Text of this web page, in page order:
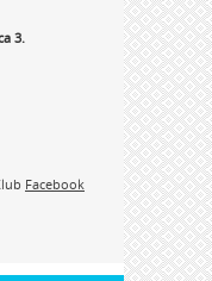
3.
Facebook